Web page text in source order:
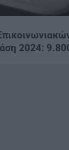
2024: